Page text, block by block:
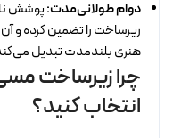
دوام طولانی‌مدت:پوشش
زیرساخت را تضمین کرده و آن
هنری بلندمدت تبدیل
چرا زیرساخت
انتخاب کنید؟